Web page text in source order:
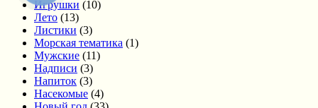
Игрушки (10)
Лето (13)
Листики (3)
Морская тематика (1)
Мужские (11)
Надписи (3)
Напиток (3)
Насекомые (4)